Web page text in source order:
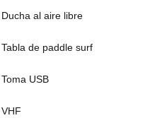
Ducha al aire libre
Tabla de paddle surf
Toma USB
VHF